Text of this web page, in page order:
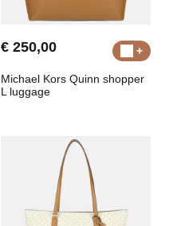
€ 250,00
Michael Kors Quinn shopper
L luggage